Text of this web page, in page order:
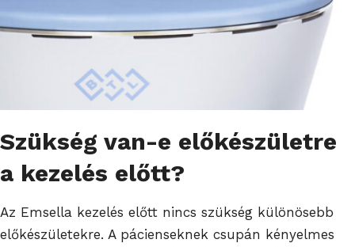
Szükség van-e előkészületre
a kezelés előtt?
Az Emsella kezelés előtt nincs szükség különösebb
előkészületekre. A pácienseknek csupán kényelmes